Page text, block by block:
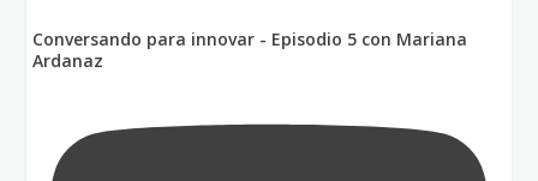
Conversando para innovar - Episodio 5 con Mariana
Ardanaz